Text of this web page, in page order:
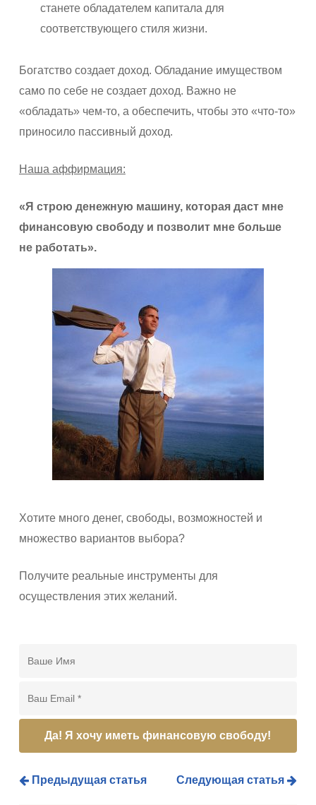
станете обладателем капитала для
соответствующего стиля жизни.
Богатство создает доход. Обладание имуществом
само по себе не создает доход. Важно не
«обладать» чем-то, а обеспечить, чтобы это «что-то»
приносило пассивный доход.
Наша аффирмация:
«Я строю денежную машину, которая даст мне
финансовую свободу и позволит мне больше
не работать».
Хотите много денег, свободы, возможностей и
множество вариантов выбора?
Получите реальные инструменты для
осуществления этих желаний.
Предыдущая статья Следующая статья